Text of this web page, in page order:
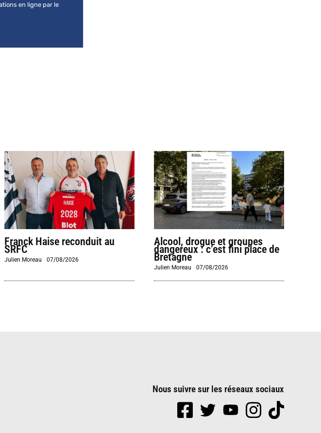
en ligne par le
Franck Haise reconduit au
SRFC
Julien Moreau -07/08/2026
Alcool, drogue et groupes
dangereux : c’est fini place de
Bretagne
Julien Moreau -07/08/2026
Nous suivre sur les réseaux sociaux